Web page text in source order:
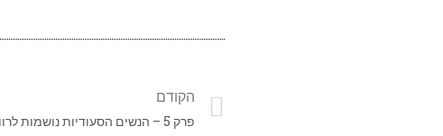
הקודם
פרק 5 – הנשים הסעודיות נושמות לרווחה